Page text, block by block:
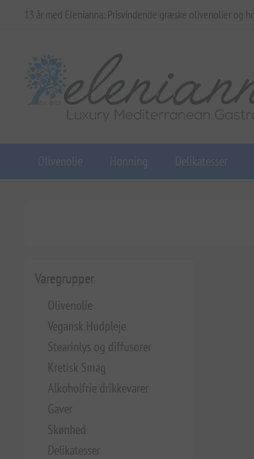
13 år med Elenianna: Prisvindende græske olivenolier og
Olivenolie Honning Delikatesser
Varegrupper
Olivenolie
Vegansk Hudpleje
Stearinlys og diffusorer
Kretisk Smag
Alkoholfrie drikkevarer
Gaver
Skønhed
Delikatesser